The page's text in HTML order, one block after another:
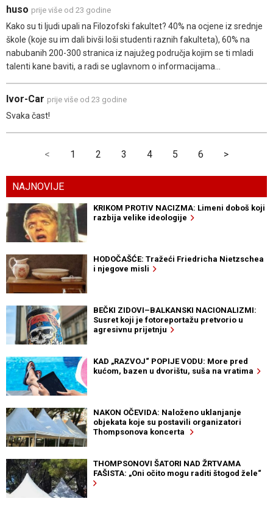
huso prije više od 23 godine
Kako su ti ljudi upali na Filozofski fakultet? 40% na ocjene iz srednje
škole (koje su im dali bivši loši studenti raznih fakulteta), 60% na
nabubanih 200-300 stranica iz najužeg područja kojim se ti mladi
talenti kane baviti, a radi se uglavnom o informacijama...
Ivor-Car prije više od 23 godine
Svaka čast!
< 1 2 3 4 5 6 >
NAJNOVIJE
KRIKOM PROTIV NACIZMA: Limeni doboš koji
razbija velike ideologije
HODOČAŠĆE: Tražeći Friedricha Nietzschea
i njegove misli
BEČKI ZIDOVI–BALKANSKI NACIONALIZMI:
Susret koji je fotoreportažu pretvorio u
agresivnu prijetnju
KAD „RAZVOJ“ POPIJE VODU: More pred
kućom, bazen u dvorištu, suša na vratima
NAKON OČEVIDA: Naloženo uklanjanje
objekata koje su postavili organizatori
Thompsonova koncerta
THOMPSONOVI ŠATORI NAD ŽRTVAMA
FAŠISTA: „Oni očito mogu raditi štogod žele“